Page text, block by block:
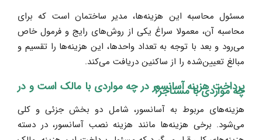
مسئول محاسبه این هزینه‌ها، مدیر ساختمان است که برای
محاسبه آن، معمولا سراغ یکی از روش‌های رایج و فرمول خاص
می‌رود و بعد با توجه به تعداد واحدها، این هزینه‌ها را تقسیم و
مبالغ تعیین‌شده را از ساکنین دریافت می‌کند.
پرداخت هزینه آسانسور در چه مواردی با مالک است و در
چه مواردی با مستاجر؟
هزینه‌های مربوط به آسانسور، شامل دو بخش جزئی و کلی
می‌شود. برخی هزینه‌ها مانند هزینه نصب آسانسور، در دسته